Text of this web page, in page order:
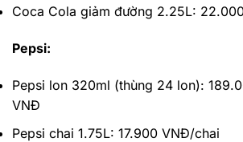
Coca Cola giảm đường 2.25L:
Pepsi:
Pepsi lon 320ml (thùng 24 lon):
VNĐ
Pepsi chai 1.75L: 17.900 VNĐ/chai